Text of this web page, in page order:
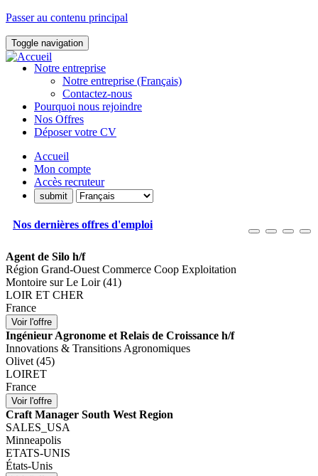
Passer au contenu principal
Toggle navigation
Notre entreprise
Notre entreprise (Français)
Contactez-nous
Pourquoi nous rejoindre
Nos Offres
Déposer votre CV
Accueil
Mon compte
Accès recruteur
Nos dernières offres d'emploi
Agent de Silo h/f
Région Grand-Ouest Commerce Coop Exploitation
Montoire sur Le Loir (41)
LOIR ET CHER
France
Ingénieur Agronome et Relais de Croissance h/f
Innovations & Transitions Agronomiques
Olivet (45)
LOIRET
France
Craft Manager South West Region
SALES_USA
Minneapolis
ETATS-UNIS
États-Unis